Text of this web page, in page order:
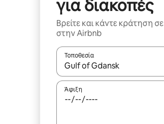
για διακοπές
Βρείτε και κάντε κράτηση
στην Airbnb
Τοποθεσία
Όταν τα αποτελέσματα είναι
Άφιξη